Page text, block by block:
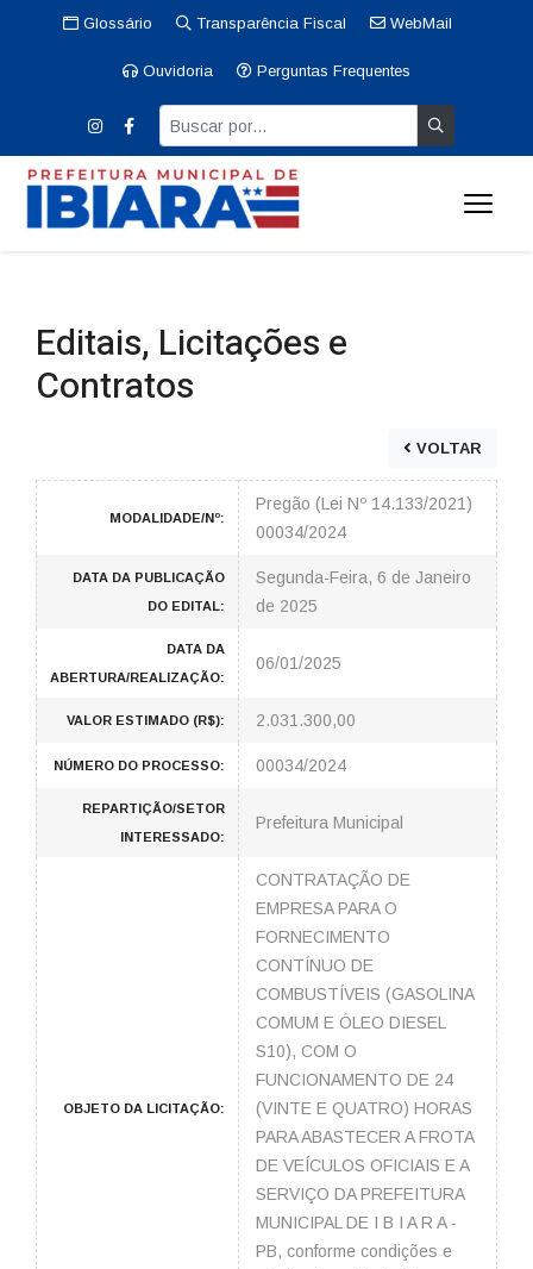
Glossário Transparência Fiscal WebMail
Ouvidoria Perguntas Frequentes
Editais, Licitações e
Contratos
VOLTAR
MODALIDADE/Nº:
Pregão (Lei Nº 14.133/2021)
00034/2024
DATA DA PUBLICAÇÃO
DO EDITAL:
Segunda-Feira, 6 de Janeiro
de 2025
DATA DA
ABERTURA/REALIZAÇÃO:
06/01/2025
VALOR ESTIMADO (R$): 2.031.300,00
NÚMERO DO PROCESSO: 00034/2024
REPARTIÇÃO/SETOR
INTERESSADO:
Prefeitura Municipal
OBJETO DA LICITAÇÃO:
CONTRATAÇÃO DE
EMPRESA PARA O
FORNECIMENTO
CONTÍNUO DE
COMBUSTÍVEIS (GASOLINA
COMUM E ÓLEO DIESEL
S10), COM O
FUNCIONAMENTO DE 24
(VINTE E QUATRO) HORAS
PARA ABASTECER A FROTA
DE VEÍCULOS OFICIAIS E A
SERVIÇO DA PREFEITURA
MUNICIPAL DE I B I A R A -
PB, conforme condições e